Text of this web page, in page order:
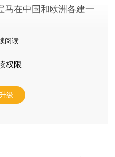
马在中国和欧洲各建一
阅读
权限
级